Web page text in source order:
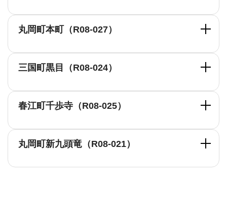
丸岡町本町（R08-027）
三国町黒目（R08-024）
春江町千歩寺（R08-025）
丸岡町新九頭竜（R08-021）